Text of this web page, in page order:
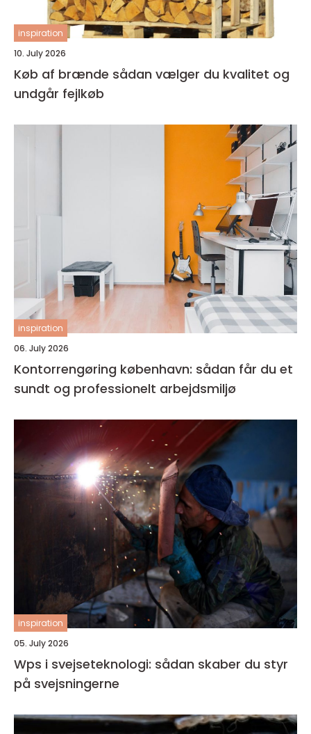
inspiration
10. July 2026
Køb af brænde sådan vælger du kvalitet og
undgår fejlkøb
inspiration
06. July 2026
Kontorrengøring københavn: sådan får du et
sundt og professionelt arbejdsmiljø
inspiration
05. July 2026
Wps i svejseteknologi: sådan skaber du styr
på svejsningerne